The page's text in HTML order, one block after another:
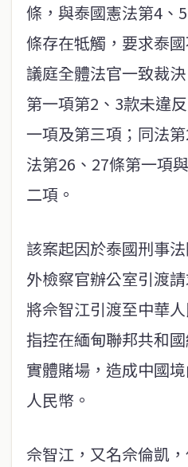
條，與泰國憲法第4、
條存在牴觸，要求泰
議庭全體法官一致裁
第一項第2、3款未違
一項及第三項；同法
法第26、27條第一項
二項。
該案起因於泰國刑事
外檢察官辦公室引渡
將佘智江引渡至中華
指控在緬甸聯邦共和
實體賭場，造成中國
人民幣。
佘智江，又名佘倫凱